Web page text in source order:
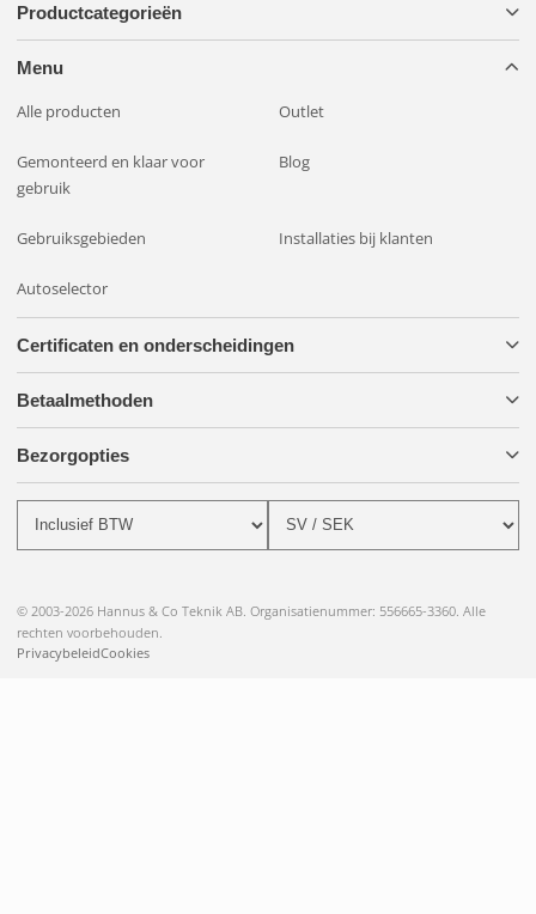
ongeacht de omstandigheden. Kies voor Rally5 voor een
Productcategorieën
Menu
Alle producten Outlet
Gemonteerd en klaar voor
gebruik
Blog
Gebruiksgebieden Installaties bij klanten
Autoselector
Certificaten en onderscheidingen
Betaalmethoden
Bezorgopties
© 2003-2026 Hannus & Co Teknik AB. Organisatienummer: 556665-3360. Alle
rechten voorbehouden.
PrivacybeleidCookies